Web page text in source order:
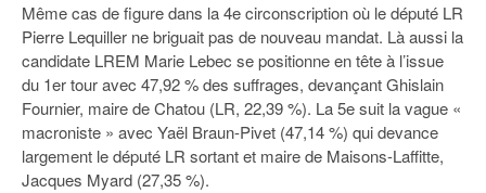
Même cas de figure dans la 4e circonscription où le député LR
Pierre Lequiller ne briguait pas de nouveau mandat. Là aussi la
candidate LREM Marie Lebec se positionne en tête à l’issue
du 1er tour avec 47,92 % des suffrages, devançant Ghislain
Fournier, maire de Chatou (LR, 22,39 %). La 5e suit la vague «
macroniste » avec Yaël Braun-Pivet (47,14 %) qui devance
largement le député LR sortant et maire de Maisons-Laffitte,
Jacques Myard (27,35 %).